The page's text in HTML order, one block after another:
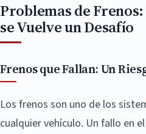
Problemas de
se Vuelve un Desafío
Frenos que Fallan: Un
Los frenos son uno de los
cualquier vehículo. Un fallo en